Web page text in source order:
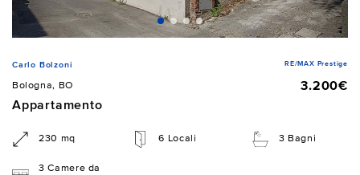
Carlo Bolzoni RE/MAX Prestige
Bologna, BO
3.200€
Appartamento
230 mq 6 Locali 3 Bagni
3 Camere da